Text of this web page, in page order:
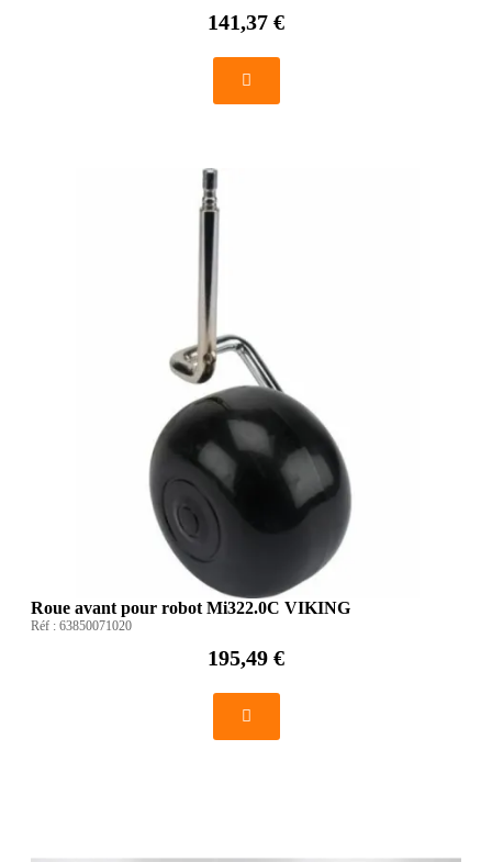
141,37 €
Roue avant pour robot Mi322.0C VIKING
Réf : 63850071020
195,49 €